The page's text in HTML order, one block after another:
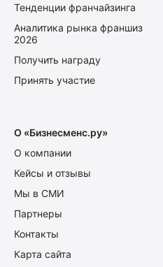
Тенденции франчайзинга
Аналитика рынка франшиз
2026
Получить награду
Принять участие
О «Бизнесменс.ру»
О компании
Кейсы и отзывы
Мы в СМИ
Партнеры
Контакты
Карта сайта